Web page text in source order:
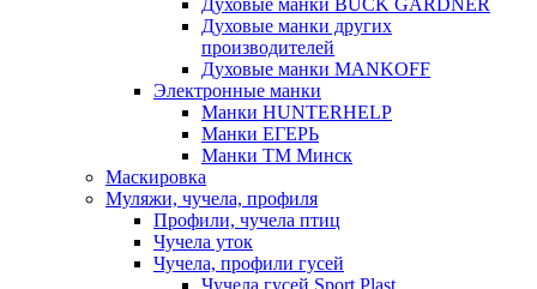
Духовые манки BUCK GARDNER
Духовые манки других
производителей
Духовые манки MANKOFF
Электронные манки
Манки HUNTERHELP
Манки ЕГЕРЬ
Манки ТМ Минск
Маскировка
Муляжи, чучела, профиля
Профили, чучела птиц
Чучела уток
Чучела, профили гусей
Чучела гусей Sport Plast